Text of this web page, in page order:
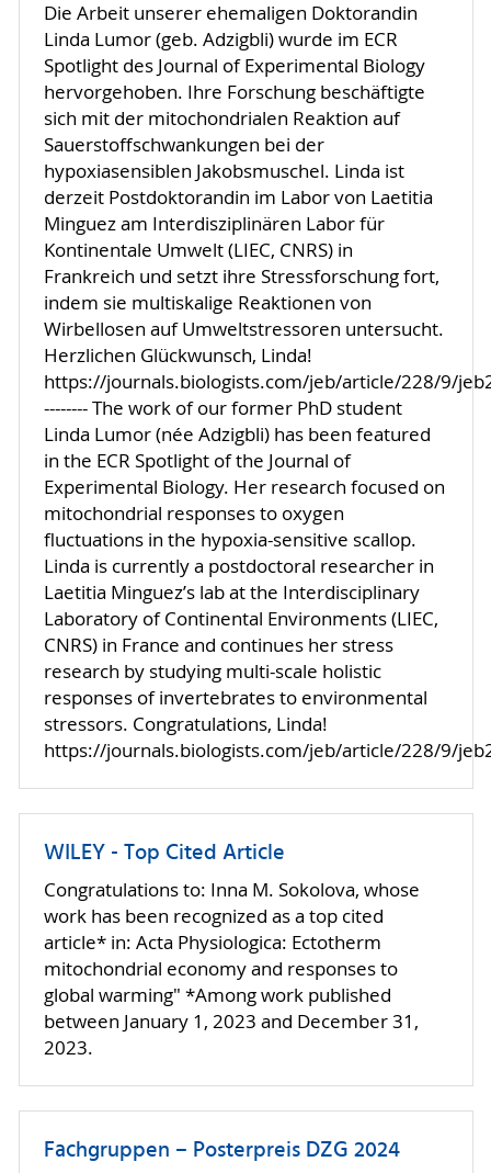
Die Arbeit unserer ehemaligen Doktorandin
Linda Lumor (geb. Adzigbli) wurde im ECR
Spotlight des Journal of Experimental Biology
hervorgehoben. Ihre Forschung beschäftigte
sich mit der mitochondrialen Reaktion auf
Sauerstoffschwankungen bei der
hypoxiasensiblen Jakobsmuschel. Linda ist
derzeit Postdoktorandin im Labor von Laetitia
Minguez am Interdisziplinären Labor für
Kontinentale Umwelt (LIEC, CNRS) in
Frankreich und setzt ihre Stressforschung fort,
indem sie multiskalige Reaktionen von
Wirbellosen auf Umweltstressoren untersucht.
Herzlichen Glückwunsch, Linda!
https://journals.biologists.com/jeb/article/228/9/
-------- The work of our former PhD student
Linda Lumor (née Adzigbli) has been featured
in the ECR Spotlight of the Journal of
Experimental Biology. Her research focused on
mitochondrial responses to oxygen
fluctuations in the hypoxia-sensitive scallop.
Linda is currently a postdoctoral researcher in
Laetitia Minguez’s lab at the Interdisciplinary
Laboratory of Continental Environments (LIEC,
CNRS) in France and continues her stress
research by studying multi-scale holistic
responses of invertebrates to environmental
stressors. Congratulations, Linda!
https://journals.biologists.com/jeb/article/228/9/
WILEY - Top Cited Article
Congratulations to: Inna M. Sokolova, whose
work has been recognized as a top cited
article* in: Acta Physiologica: Ectotherm
mitochondrial economy and responses to
global warming" *Among work published
between January 1, 2023 and December 31,
2023.
Fachgruppen – Posterpreis DZG 2024